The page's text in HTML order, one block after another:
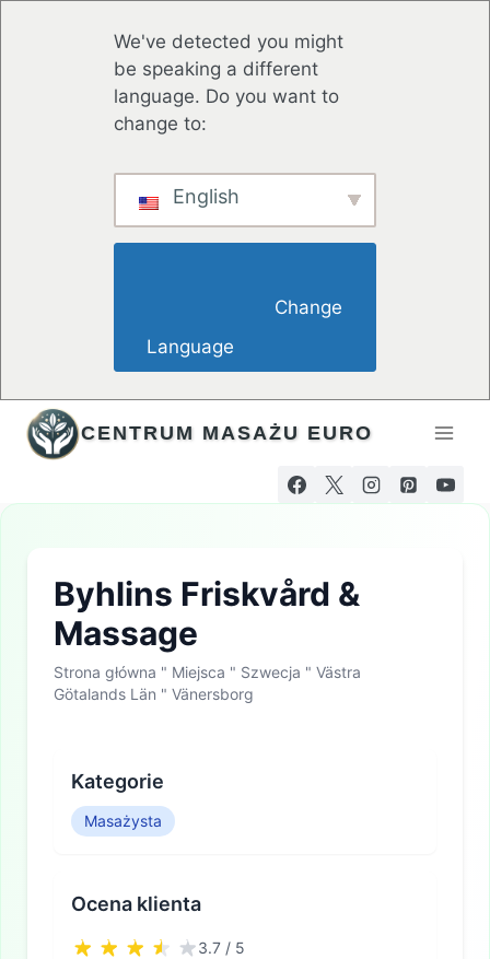
We've detected you might
be speaking a different
language. Do you want to
change to:
English
Language
Przejdź
CENTRUM MASAŻU EURO
Byhlins Friskvård &
Massage
Strona główna " Miejsca " Szwecja " Västra
Götalands Län " Vänersborg
Kategorie
Masażysta
Ocena klienta
3.7 / 5